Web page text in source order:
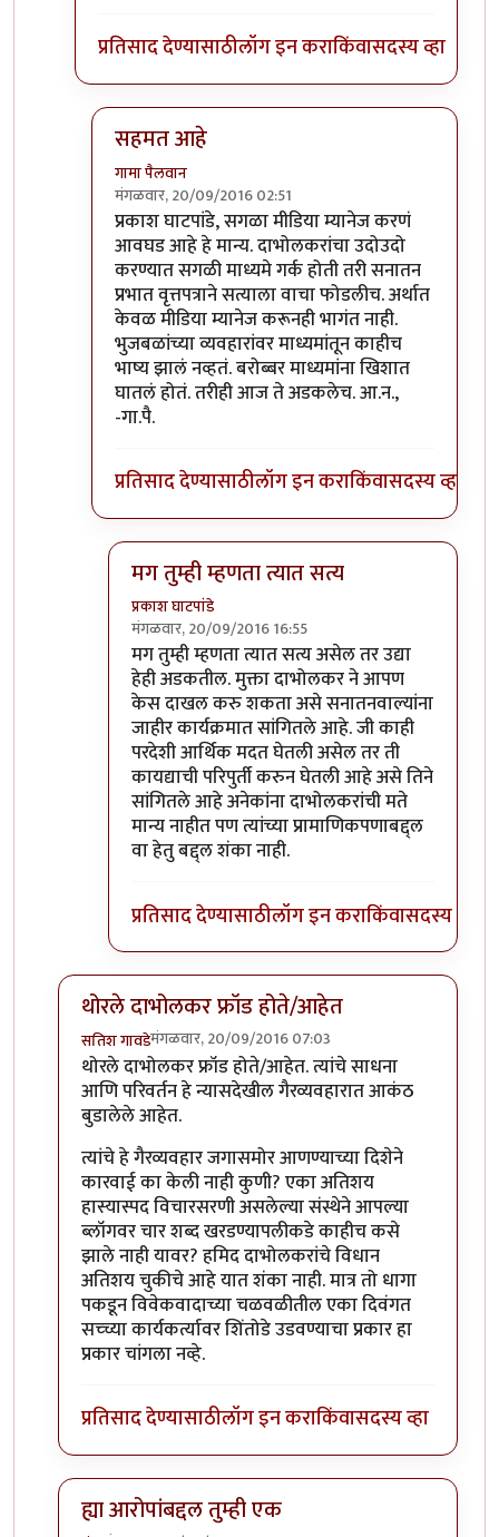
प्रतिसाद देण्यासाठीलॉग इन कराकिंवासदस्य व्हा
सहमत आहे
गामा पैलवान
मंगळवार, 20/09/2016 02:51
In reply toवृत्तपत्रांनी बातमी दाबलीbyप्रकाश घाटपांडे
प्रकाश घाटपांडे, सगळा मीडिया म्यानेज करणं
आवघड आहे हे मान्य. दाभोलकरांचा उदोउदो
करण्यात सगळी माध्यमे गर्क होती तरी सनातन
प्रभात वृत्तपत्राने सत्याला वाचा फोडलीच. अर्थात
केवळ मीडिया म्यानेज करूनही भागंत नाही.
भुजबळांच्या व्यवहारांवर माध्यमांतून काहीच
भाष्य झालं नव्हतं. बरोब्बर माध्यमांना खिशात
घातलं होतं. तरीही आज ते अडकलेच. आ.न.,
-गा.पै.
प्रतिसाद देण्यासाठीलॉग इन कराकिंवासदस्य व्हा
मग तुम्ही म्हणता त्यात सत्य
प्रकाश घाटपांडे
मंगळवार, 20/09/2016 16:55
In reply toसहमत आहेbyगामा पैलवान
मग तुम्ही म्हणता त्यात सत्य असेल तर उद्या
हेही अडकतील. मुक्ता दाभोलकर ने आपण
केस दाखल करु शकता असे सनातनवाल्यांना
जाहीर कार्यक्रमात सांगितले आहे. जी काही
परदेशी आर्थिक मदत घेतली असेल तर ती
कायद्याची परिपुर्ती करुन घेतली आहे असे तिने
सांगितले आहे अनेकांना दाभोलकरांची मते
मान्य नाहीत पण त्यांच्या प्रामाणिकपणाबद्द्ल
वा हेतु बद्द्ल शंका नाही.
प्रतिसाद देण्यासाठीलॉग इन कराकिंवासदस्य व्हा
थोरले दाभोलकर फ्रॉड होते/आहेत
सतिश गावडेमंगळवार, 20/09/2016 07:03
In reply toप्रकाश घाटपांडे,byगामा पैलवान
थोरले दाभोलकर फ्रॉड होते/आहेत. त्यांचे साधना
आणि परिवर्तन हे न्यासदेखील गैरव्यवहारात आकंठ
बुडालेले आहेत.
त्यांचे हे गैरव्यवहार जगासमोर आणण्याच्या दिशेने
कारवाई का केली नाही कुणी? एका अतिशय
हास्यास्पद विचारसरणी असलेल्या संस्थेने आपल्या
ब्लॉगवर चार शब्द खरडण्यापलीकडे काहीच कसे
झाले नाही यावर? हमिद दाभोलकरांचे विधान
अतिशय चुकीचे आहे यात शंका नाही. मात्र तो धागा
पकडून विवेकवादाच्या चळवळीतील एका दिवंगत
सच्च्या कार्यकर्त्यावर शिंतोडे उडवण्याचा प्रकार हा
प्रकार चांगला नव्हे.
प्रतिसाद देण्यासाठीलॉग इन कराकिंवासदस्य व्हा
ह्या आरोपांबद्दल तुम्ही एक